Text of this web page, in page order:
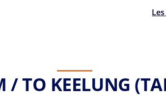
/ TO KEELUNG